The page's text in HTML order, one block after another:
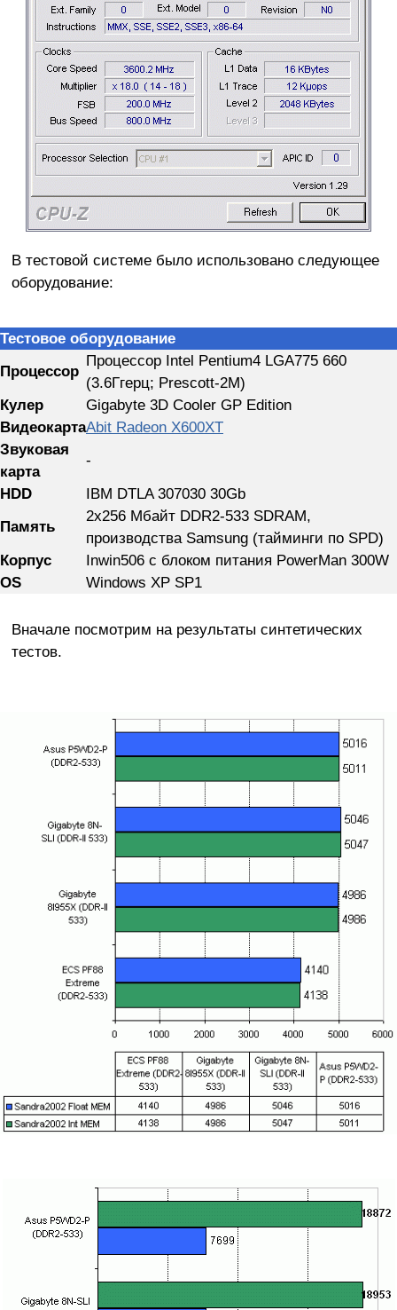
В тестовой системе было использовано следующее
оборудование:
Тестовое оборудование
Процессор
Процессор Intel Pentium4 LGA775 660
(3.6Ггерц; Prescott-2M)
Кулер
Gigabyte 3D Cooler GP Edition
ВидеокартаAbit Radeon X600XT
Звуковая
карта
-
HDD
IBM DTLA 307030 30Gb
Память
2x256 Мбайт DDR2-533 SDRAM,
производства Samsung (тайминги по SPD)
Корпус
Inwin506 с блоком питания PowerMan 300W
OS
Windows XP SP1
Вначале посмотрим на результаты синтетических
тестов.